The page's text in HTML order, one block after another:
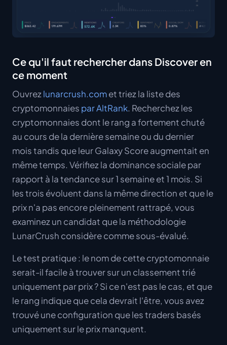
Ce qu'il faut rechercher dans Discover en
ce moment
Ouvrezlunarcrush.comet triez la liste des
cryptomonnaies par AltRank. Recherchez les
cryptomonnaies dont le rang a fortement chuté
au cours de la dernière semaine ou du dernier
mois tandis que leur Galaxy Score augmentait en
même temps. Vérifiez la dominance sociale par
rapport à la tendance sur 1 semaine et 1 mois. Si
les trois évoluent dans la même direction et que le
prix n'a pas encore pleinement rattrapé, vous
examinez un candidat que la méthodologie
LunarCrush considère comme sous-évalué.
Le test pratique : le nom de cette cryptomonnaie
serait-il facile à trouver sur un classement trié
uniquement par prix ? Si ce n'est pas le cas, et que
le rang indique que cela devrait l'être, vous avez
trouvé une configuration que les traders basés
uniquement sur le prix manquent.